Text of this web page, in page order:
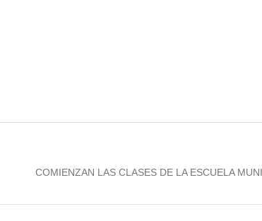
Next
COMIENZAN LAS CLASES DE LA ESCUELA